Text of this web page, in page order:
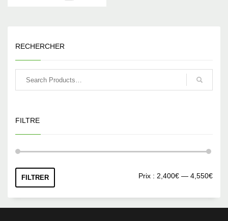
RECHERCHER
FILTRE
Prix
Prix
FILTRER Prix : 2,400€ — 4,550€